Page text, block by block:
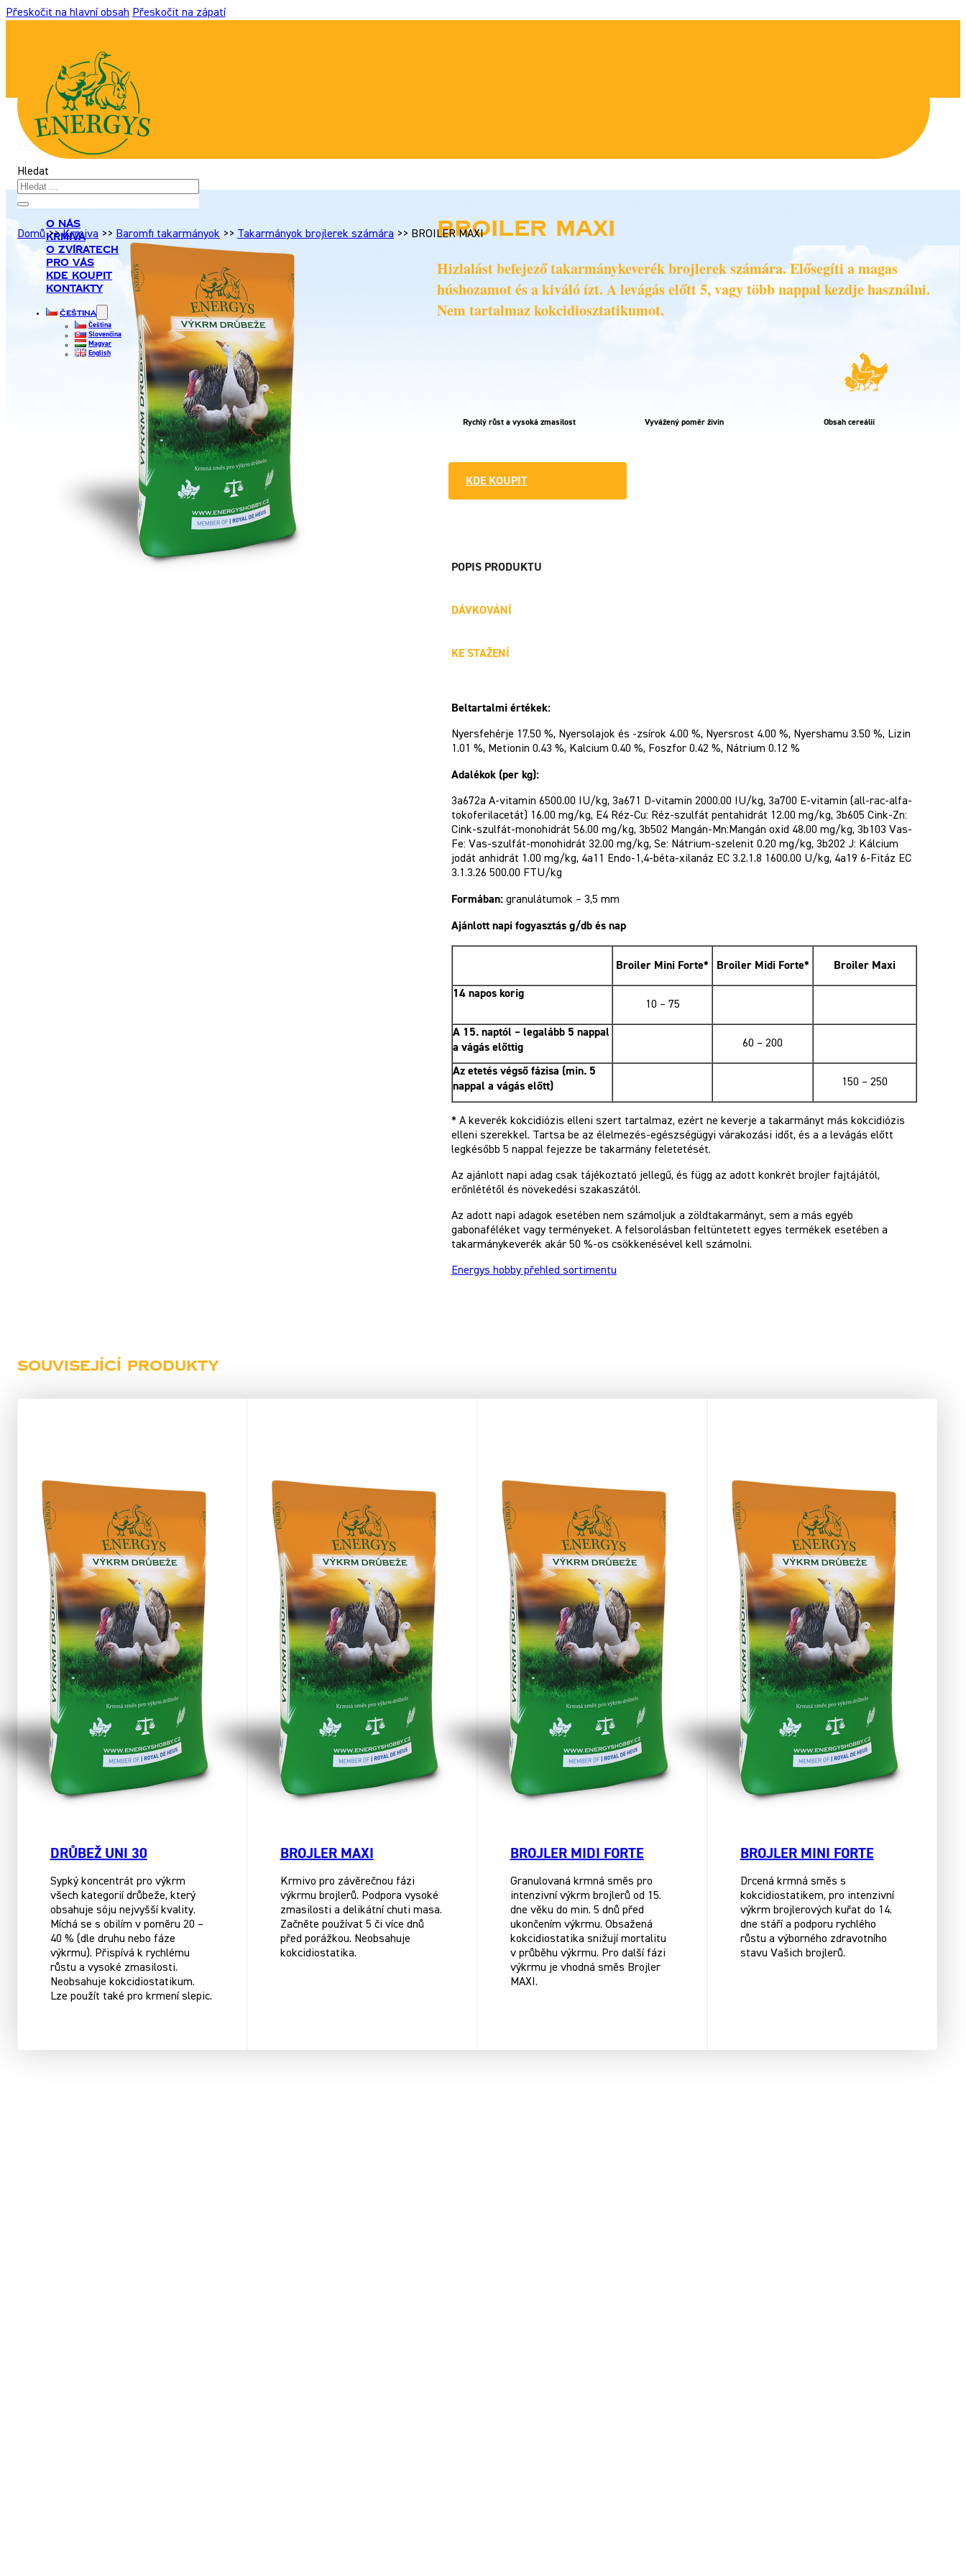
Přeskočit na hlavní obsah Přeskočit na zápatí
+420 517 307 701 info@energyshobby.cz
Hledat
Domů >> Krmiva >> Baromfi takarmányok >> Takarmányok brojlerek számára >> BROILER MAXI
O nás
Krmiva
O zvířatech
Pro Vás
Kde koupit
Kontakty
Čeština
Čeština
Slovenčina
Magyar
English
BROILER MAXI
Hizlalást befejező takarmánykeverék brojlerek számára. Elősegíti a magas
húshozamot és a kiváló ízt. A levágás előtt 5, vagy több nappal kezdje használni.
Nem tartalmaz kokcidiosztatikumot.
Rychlý růst a vysoká zmasilost Vyvážený poměr živin Obsah cereálií
KDE KOUPIT
POPIS PRODUKTU
DÁVKOVÁNÍ
KE STAŽENÍ
Beltartalmi értékek:
Nyersfehérje 17.50 %, Nyersolajok és -zsírok 4.00 %, Nyersrost 4.00 %, Nyershamu 3.50 %, Lizin
1.01 %, Metionin 0.43 %, Kalcium 0.40 %, Foszfor 0.42 %, Nátrium 0.12 %
Adalékok (per kg):
3a672a A-vitamin 6500.00 IU/kg, 3a671 D-vitamin 2000.00 IU/kg, 3a700 E-vitamin (all-rac-alfa-
tokoferilacetát) 16.00 mg/kg, E4 Réz-Cu: Réz-szulfát pentahidrát 12.00 mg/kg, 3b605 Cink-Zn:
Cink-szulfát-monohidrát 56.00 mg/kg, 3b502 Mangán-Mn:Mangán oxid 48.00 mg/kg, 3b103 Vas-
Fe: Vas-szulfát-monohidrát 32.00 mg/kg, Se: Nátrium-szelenit 0.20 mg/kg, 3b202 J: Kálcium
jodát anhidrát 1.00 mg/kg, 4a11 Endo-1,4-béta-xilanáz EC 3.2.1.8 1600.00 U/kg, 4a19 6-Fitáz EC
3.1.3.26 500.00 FTU/kg
Formában: granulátumok – 3,5 mm
Ajánlott napi fogyasztás g/db és nap
Broiler Mini Forte* Broiler Midi Forte*
Broiler Maxi
14 napos korig
10 – 75
A 15. naptól – legalább 5 nappal
a vágás előttig
60 – 200
Az etetés végső fázisa (min. 5
nappal a vágás előtt)
150 – 250
* A keverék kokcidiózis elleni szert tartalmaz, ezért ne keverje a takarmányt más kokcidiózis
elleni szerekkel. Tartsa be az élelmezés-egészségügyi várakozási időt, és a a levágás előtt
legkésőbb 5 nappal fejezze be takarmány feletetését.
Az ajánlott napi adag csak tájékoztató jellegű, és függ az adott konkrét brojler fajtájától,
erőnlététől és növekedési szakaszától.
Az adott napi adagok esetében nem számoljuk a zöldtakarmányt, sem a más egyéb
gabonaféléket vagy terményeket. A felsorolásban feltüntetett egyes termékek esetében a
takarmánykeverék akár 50 %-os csökkenésével kell számolni.
Energys hobby přehled sortimentu
Související produkty
DRŮBEŽ UNI 30
Sypký koncentrát pro výkrm
všech kategorií drůbeže, který
obsahuje sóju nejvyšší kvality.
Míchá se s obilím v poměru 20 –
40 % (dle druhu nebo fáze
výkrmu). Přispívá k rychlému
růstu a vysoké zmasilosti.
Neobsahuje kokcidiostatikum.
Lze použít také pro krmení slepic.
BROJLER MAXI
Krmivo pro závěrečnou fázi
výkrmu brojlerů. Podpora vysoké
zmasilosti a delikátní chuti masa.
Začněte používat 5 či více dnů
před porážkou. Neobsahuje
kokcidiostatika.
BROJLER MIDI FORTE
Granulovaná krmná směs pro
intenzivní výkrm brojlerů od 15.
dne věku do min. 5 dnů před
ukončením výkrmu. Obsažená
kokcidiostatika snižují mortalitu
v průběhu výkrmu. Pro další fázi
výkrmu je vhodná směs Brojler
MAXI.
BROJLER MINI FORTE
Drcená krmná směs s
kokcidiostatikem, pro intenzivní
výkrm brojlerových kuřat do 14.
dne stáří a podporu rychlého
růstu a výborného zdravotního
stavu Vašich brojlerů.